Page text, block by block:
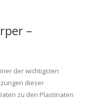
–
der wichtigsten
dieser
zu den Plastinaten